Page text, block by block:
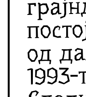
од
1993-